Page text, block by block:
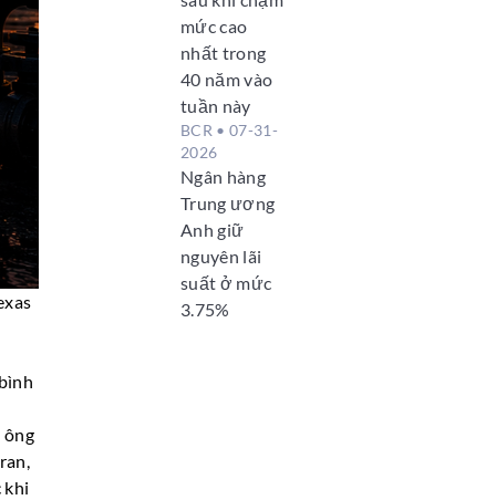
ông
khi
mức cao
nhất trong
40 năm vào
tuần này
BCR • 07-31-
2026
Ngân hàng
Trung ương
Anh giữ
nguyên lãi
suất ở mức
3.75%